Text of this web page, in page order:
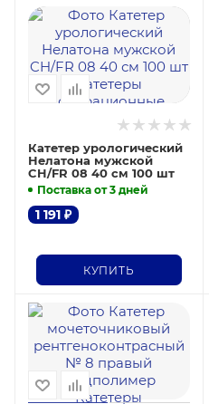
Катетер урологический
Нелатона мужской
CH/FR 08 40 см 100 шт
Поставка от 3 дней
1 191 ₽
КУПИТЬ